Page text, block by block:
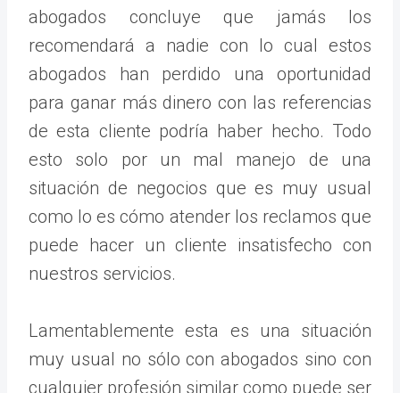
abogados concluye que jamás los
recomendará a nadie con lo cual estos
abogados han perdido una oportunidad
para ganar más dinero con las referencias
de esta cliente podría haber hecho. Todo
esto solo por un mal manejo de una
situación de negocios que es muy usual
como lo es cómo atender los reclamos que
puede hacer un cliente insatisfecho con
nuestros servicios.
Lamentablemente esta es una situación
muy usual no sólo con abogados sino con
cualquier profesión similar como puede ser